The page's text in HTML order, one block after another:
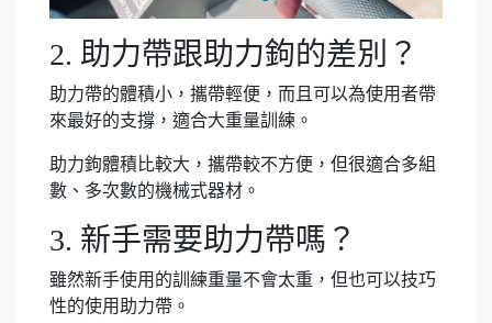
2. 助力帶跟助力鉤的差別？
助力帶的體積小，攜帶輕便，而且可以為使用者帶
來最好的支撐，適合大重量訓練。
助力鉤體積比較大，攜帶較不方便，但很適合多組
數、多次數的機械式器材。
3. 新手需要助力帶嗎？
雖然新手使用的訓練重量不會太重，但也可以技巧
性的使用助力帶。